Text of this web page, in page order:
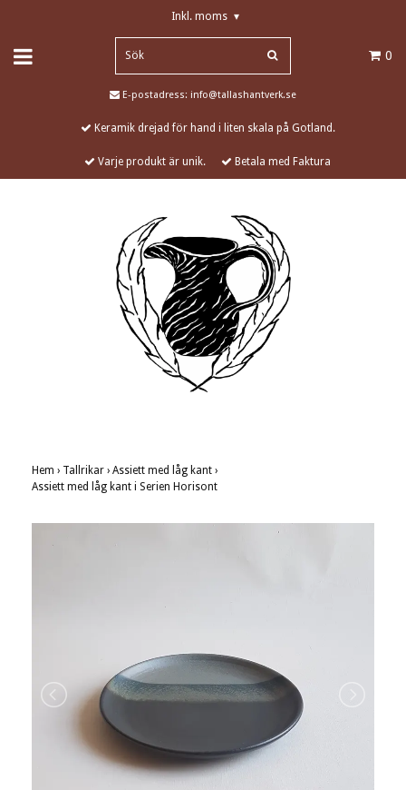
Inkl. moms ▾
0
E-postadress: info@tallashantverk.se
Keramik drejad för hand i liten skala på Gotland.
Varje produkt är unik. Betala med Faktura
Hem › Tallrikar › Assiett med låg kant ›
Assiett med låg kant i Serien Horisont